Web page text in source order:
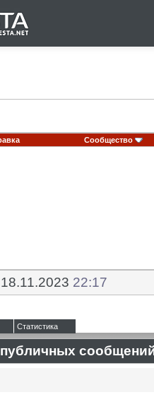
Сообщество
18.11.2023 22:17
Статистика
публичных